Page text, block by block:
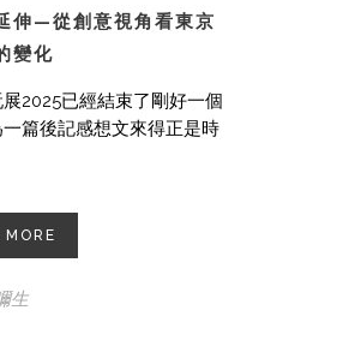
伸—從創意視角看東京
變化
2025已經結束了剛好一個
一篇後記感想文來得正是時
MORE
生